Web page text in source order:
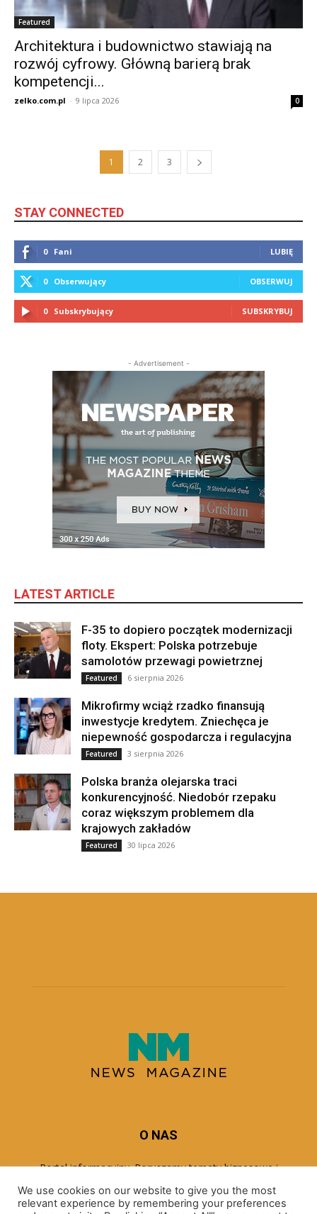
Featured
Architektura i budownictwo stawiają na
rozwój cyfrowy. Główną barierą brak
kompetencji...
zelko.com.pl - 9 lipca 2026 0
1 2 3
STAY CONNECTED
0 Fani LUBIĘ
0 Obserwujący OBSERWUJ
0 Subskrybujący SUBSKRYBUJ
- Advertisement -
LATEST ARTICLE
F-35 to dopiero początek modernizacji
floty. Ekspert: Polska potrzebuje
samolotów przewagi powietrznej
Featured 6 sierpnia 2026
Mikrofirmy wciąż rzadko finansują
inwestycje kredytem. Zniechęca je
niepewność gospodarcza i regulacyjna
Featured 3 sierpnia 2026
Polska branża olejarska traci
konkurencyjność. Niedobór rzepaku
coraz większym problemem dla
krajowych zakładów
Featured 30 lipca 2026
O NAS
Portal informacyjny. Poruszamy tematy biznesowe i
We use cookies on our website to give you the most
relevant experience by remembering your preferences